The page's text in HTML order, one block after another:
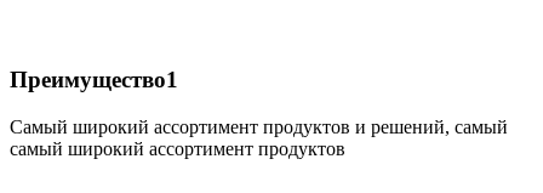
Преимущество1
Самый широкий ассортимент продуктов и решений, самый
самый широкий ассортимент продуктов